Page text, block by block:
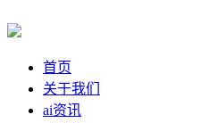
首页
关于我们
ai资讯